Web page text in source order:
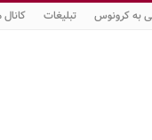
به کرونوس تبلیغات کانال